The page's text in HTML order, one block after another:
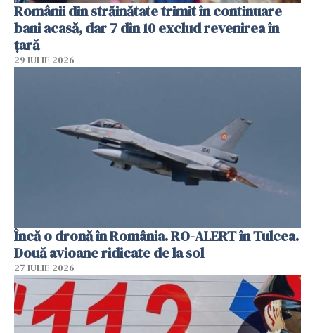
Românii din străinătate trimit în continuare
bani acasă, dar 7 din 10 exclud revenirea în
țară
29 IULIE 2026
Încă o dronă în România. RO-ALERT în Tulcea.
Două avioane ridicate de la sol
27 IULIE 2026